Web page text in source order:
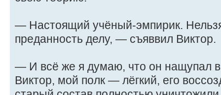
— Настоящий учёный-эмпирик.
преданность делу, — съяввил Виктор.
— И всё же я думаю, что он нащупал
Виктор, мой полк — лёгкий, его